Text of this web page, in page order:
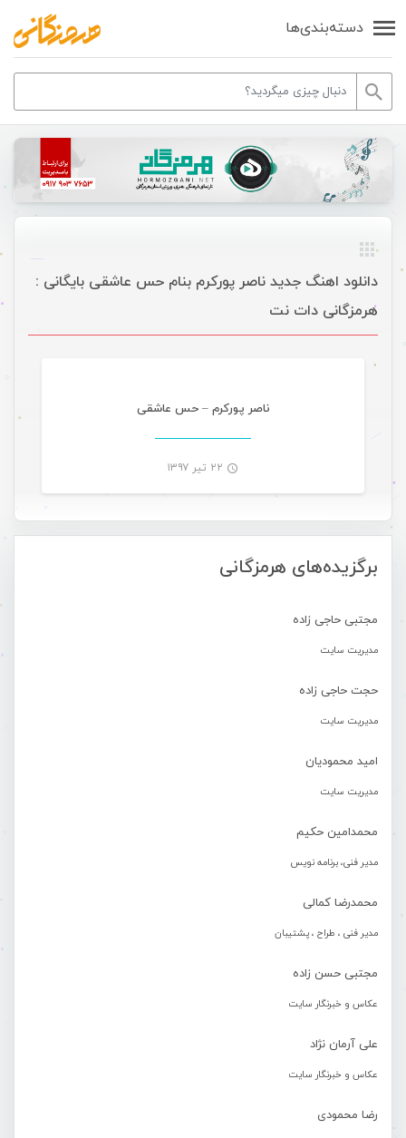
دسته‌بندی‌ها
برگزیده‌های هرمزگانی
مجتبی حاجی زاده
مدیریت سایت
حجت حاجی زاده
مدیریت سایت
امید محمودیان
مدیریت سایت
محمدامین حکیم
مدیر فنی، برنامه نویس
محمدرضا کمالی
مدیر فنی ، طراح ، پشتیبان
مجتبی حسن زاده
عکاس و خبرنگار سایت
علی آرمان نژاد
عکاس و خبرنگار سایت
رضا محمودی
دانلود اهنگ جدید ناصر پورکرم بنام حس عاشقی بایگانی :
هرمزگانی دات نت
ناصر پورکرم – حس عاشقی
۲۲ تیر ۱۳۹۷